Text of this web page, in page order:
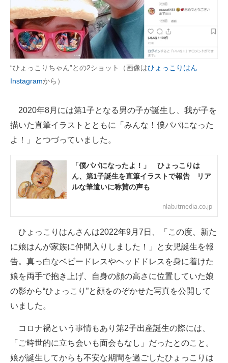
建設×テクノロジーの最前線
ちょっと気になるネットの話題
“ひょっこりちゃん”との2ショット（画像はひょっこりはん
Instagramから）
2020年8月には第1子となる男の子が誕生し、我が子を
描いた直筆イラストとともに「みんな！僕パパになった
よ！」とつづっていました。
「僕パパになったよ！」 ひょっこりは
ん、第1子誕生を直筆イラストで報告 リア
ルな筆遣いに称賛の声も
nlab.itmedia.co.jp
ひょっこりはんさんは2022年9月7日、「この度、新た
に娘はんが家族に仲間入りしました！」と女児誕生を報
告。真っ白なベビードレスやヘッドドレスを身に着けた
娘を両手で抱き上げ、自身の顔の高さに位置していた娘
の影から“ひょっこり”と顔をのぞかせた写真を公開して
いました。
コロナ禍という事情もあり第2子出産誕生の際には、
「ご時世的に立ち会いも面会もなし」だったとのこと。
娘が誕生してからも不安な期間を過ごしたひょっこりは